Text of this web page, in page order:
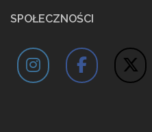
SPOŁECZNOŚCI